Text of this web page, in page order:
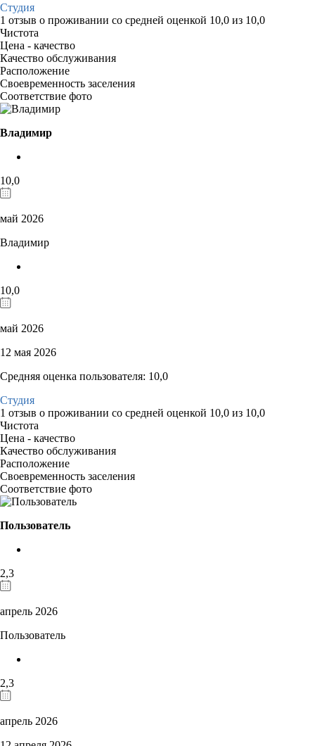
Студия
1 отзыв о проживании со средней оценкой 10,0 из 10,0
Чистота
Цена - качество
Качество обслуживания
Расположение
Своевременность заселения
Соответствие фото
Владимир
10,0
май 2026
Владимир
10,0
май 2026
12 мая 2026
Средняя оценка пользователя: 10,0
Студия
1 отзыв о проживании со средней оценкой 10,0 из 10,0
Чистота
Цена - качество
Качество обслуживания
Расположение
Своевременность заселения
Соответствие фото
Пользователь
2,3
апрель 2026
Пользователь
2,3
апрель 2026